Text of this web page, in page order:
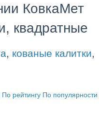
КовкаМет
квадратные
, кованые калитки,
По рейтингу По популярности